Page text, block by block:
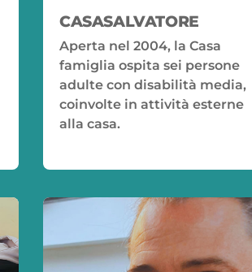
CASASALVATORE
Aperta nel 2004, la Casa
famiglia ospita sei persone
adulte con disabilità media,
coinvolte in attività esterne
alla casa.